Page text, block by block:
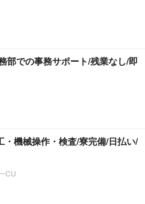
部での事務サポート/残業なし/即
・機械操作・検査/寮完備/日払い/
CU